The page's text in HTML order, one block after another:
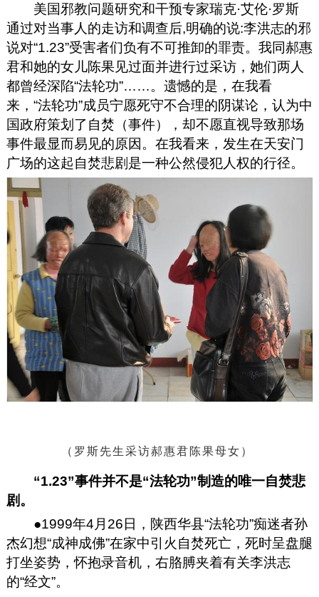
美国邪教问题研究和干预专家瑞克·艾伦·罗斯
通过对当事人的走访和调查后,明确的说:李洪志的邪
说对“1.23”受害者们负有不可推卸的罪责。我同郝惠
君和她的女儿陈果见过面并进行过采访，她们两人
都曾经深陷“法轮功”……。遗憾的是，在我看
来，“法轮功”成员宁愿死守不合理的阴谋论，认为中
国政府策划了自焚（事件），却不愿直视导致那场
事件最显而易见的原因。在我看来，发生在天安门
广场的这起自焚悲剧是一种公然侵犯人权的行径。
（罗斯先生采访郝惠君陈果母女）
“1.23”事件并不是“法轮功”制造的唯一自焚悲
剧。
●1999年4月26日，陕西华县“法轮功”痴迷者孙
杰幻想“成神成佛”在家中引火自焚死亡，死时呈盘腿
打坐姿势，怀抱录音机，右胳膊夹着有关李洪志
的“经文”。